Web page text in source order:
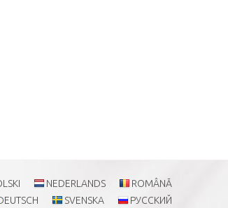
NEDERLANDS
ROMÂNĂ
SVENSKA РУССКИЙ